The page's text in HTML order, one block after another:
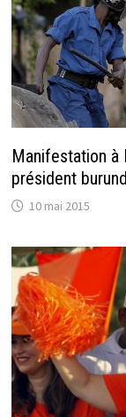
Manifestation à
président
10 mai 2015